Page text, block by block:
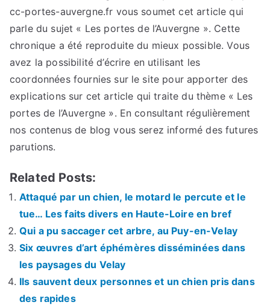
cc-portes-auvergne.fr vous soumet cet article qui
parle du sujet « Les portes de l’Auvergne ». Cette
chronique a été reproduite du mieux possible. Vous
avez la possibilité d’écrire en utilisant les
coordonnées fournies sur le site pour apporter des
explications sur cet article qui traite du thème « Les
portes de l’Auvergne ». En consultant régulièrement
nos contenus de blog vous serez informé des futures
parutions.
Related Posts:
Attaqué par un chien, le motard le percute et le
tue… Les faits divers en Haute-Loire en bref
Qui a pu saccager cet arbre, au Puy-en-Velay
Six œuvres d’art éphémères disséminées dans
les paysages du Velay
Ils sauvent deux personnes et un chien pris dans
des rapides